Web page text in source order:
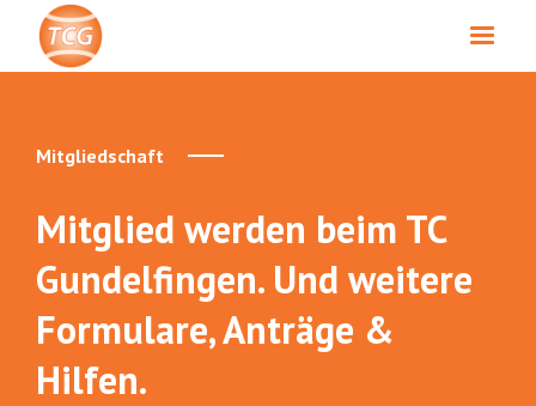
Mitgliedschaft
Mitglied werden beim TC
Gundelfingen. Und weitere
Formulare, Anträge &
Hilfen.